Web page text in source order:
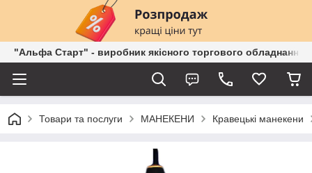
"Альфа Старт" - виробник якісного торгового обладнання
Товари та послуги МАНЕКЕНИ Кравецькі манекени